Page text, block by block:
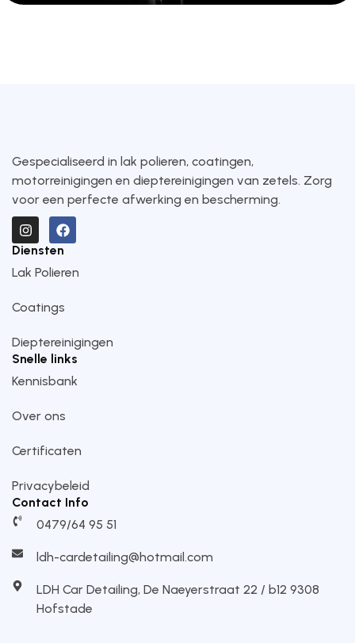
Gespecialiseerd in lak polieren, coatingen,
motorreinigingen en dieptereinigingen van zetels. Zorg
voor een perfecte afwerking en bescherming.
Diensten
Lak Polieren
Coatings
Dieptereinigingen
Snelle links
Kennisbank
Over ons
Certificaten
Privacybeleid
Contact Info
0479/64 95 51
ldh-cardetailing@hotmail.com
LDH Car Detailing, De Naeyerstraat 22 / b12 9308
Hofstade